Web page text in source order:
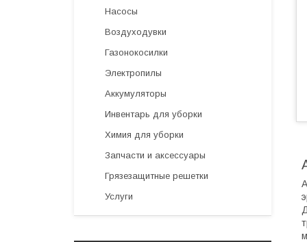
Насосы
Воздуходувки
Газонокосилки
Электропилы
Аккумуляторы
Инвентарь для уборки
Химия для уборки
Запчасти и аксессуары
Грязезащитные решетки
Услуги